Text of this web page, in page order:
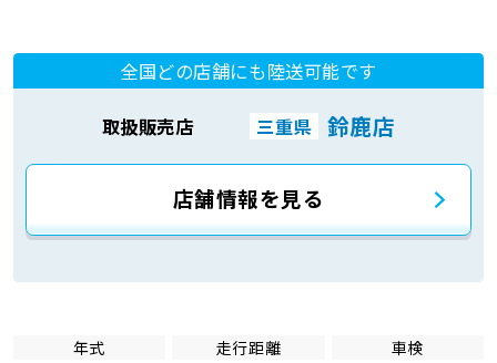
全国どの店舗にも陸送可能です
取扱販売店 三重県 鈴鹿店
店舗情報を見る
年式
走行距離
車検